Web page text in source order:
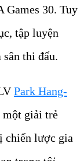
Games 30. Tuy
tập luyện
sân thi đấu.
Park Hang-
một giải trẻ
chiến lược gia